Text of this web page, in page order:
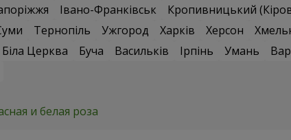
Івано-Франківськ Кропивницький
Тернопіль Ужгород Харків Херсон
Біла Церква Буча Васильків Ірпінь Умань
и белая роза